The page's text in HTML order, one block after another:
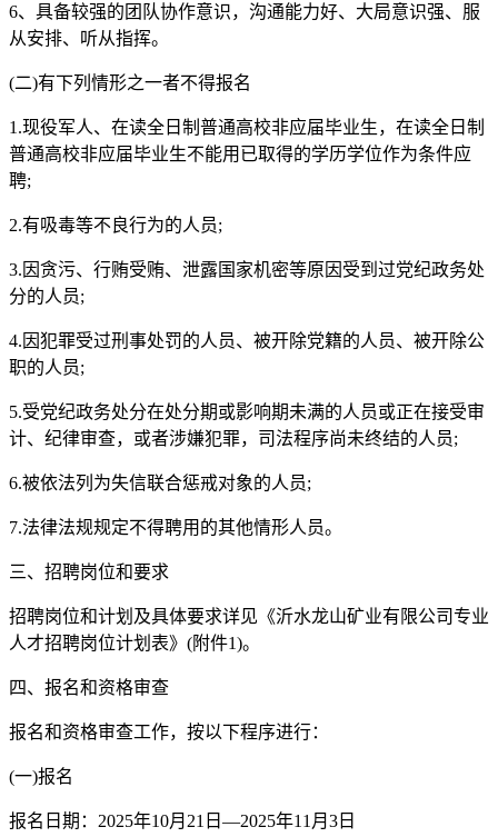
6、具备较强的团队协作意识，沟通能力好、大局意识强、服
从安排、听从指挥。
(二)有下列情形之一者不得报名
1.现役军人、在读全日制普通高校非应届毕业生，在读全日制
普通高校非应届毕业生不能用已取得的学历学位作为条件应
聘;
2.有吸毒等不良行为的人员;
3.因贪污、行贿受贿、泄露国家机密等原因受到过党纪政务处
分的人员;
4.因犯罪受过刑事处罚的人员、被开除党籍的人员、被开除公
职的人员;
5.受党纪政务处分在处分期或影响期未满的人员或正在接受审
计、纪律审查，或者涉嫌犯罪，司法程序尚未终结的人员;
6.被依法列为失信联合惩戒对象的人员;
7.法律法规规定不得聘用的其他情形人员。
三、招聘岗位和要求
招聘岗位和计划及具体要求详见《沂水龙山矿业有限公司专业
人才招聘岗位计划表》(附件1)。
四、报名和资格审查
报名和资格审查工作，按以下程序进行：
(一)报名
报名日期：2025年10月21日—2025年11月3日